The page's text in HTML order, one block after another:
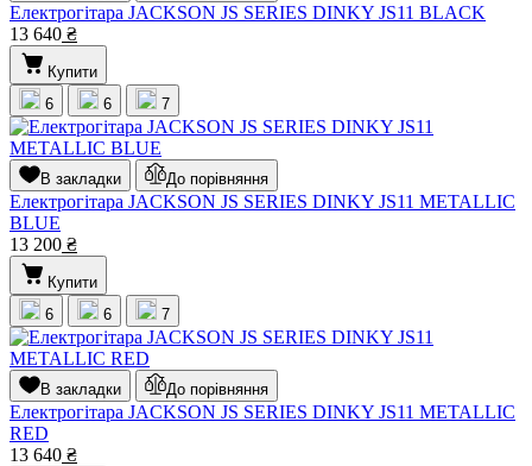
Електрогітара JACKSON JS SERIES DINKY JS11 BLACK
13 640 ₴
Купити
6
6 7
В закладки До порівняння
Електрогітара JACKSON JS SERIES DINKY JS11 METALLIC
BLUE
13 200 ₴
Купити
6
6 7
В закладки До порівняння
Електрогітара JACKSON JS SERIES DINKY JS11 METALLIC
RED
13 640 ₴